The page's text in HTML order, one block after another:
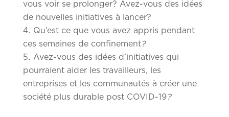
vous voir se prolonger? Avez-vous des idées
de nouvelles initiatives à lancer?
Qu’est ce que vous avez appris pendant
ces semaines de confinement?
Avez-vous des idées d’initiatives qui
pourraient aider les travailleurs, les
entreprises et les communautés à créer une
société plus durable post COVID-19?